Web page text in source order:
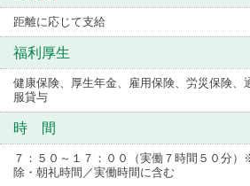
距離に応じて支給
福利厚生
健康保険、厚生年金、雇用保険、労災保険、
服貸与
時 間
７：５０～１７：００（実働７時間５０分
除・朝礼時間／実働時間に含む